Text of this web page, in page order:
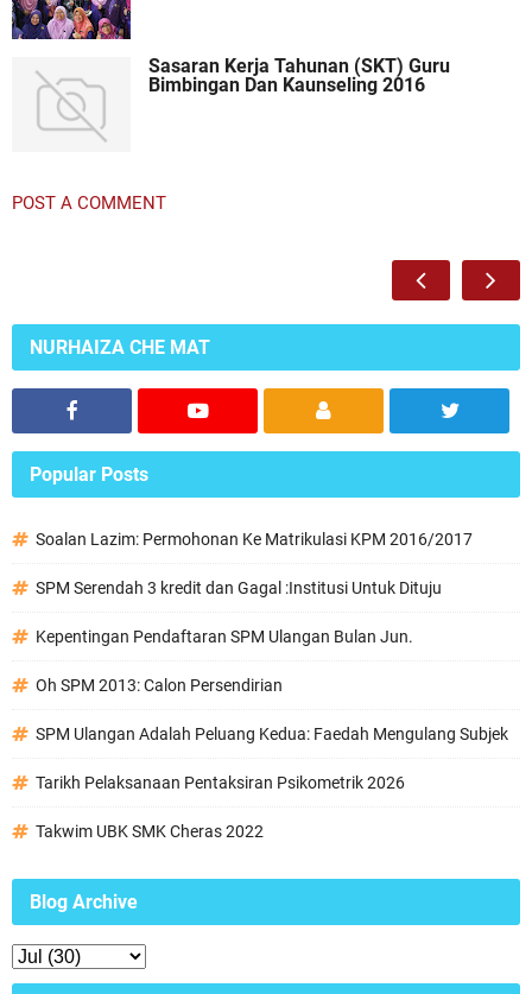
Sasaran Kerja Tahunan (SKT) Guru
Bimbingan Dan Kaunseling 2016
POST A COMMENT
NURHAIZA CHE MAT
Popular Posts
Soalan Lazim: Permohonan Ke Matrikulasi KPM 2016/2017
SPM Serendah 3 kredit dan Gagal :Institusi Untuk Dituju
Kepentingan Pendaftaran SPM Ulangan Bulan Jun.
Oh SPM 2013: Calon Persendirian
SPM Ulangan Adalah Peluang Kedua: Faedah Mengulang Subjek
Tarikh Pelaksanaan Pentaksiran Psikometrik 2026
Takwim UBK SMK Cheras 2022
Blog Archive